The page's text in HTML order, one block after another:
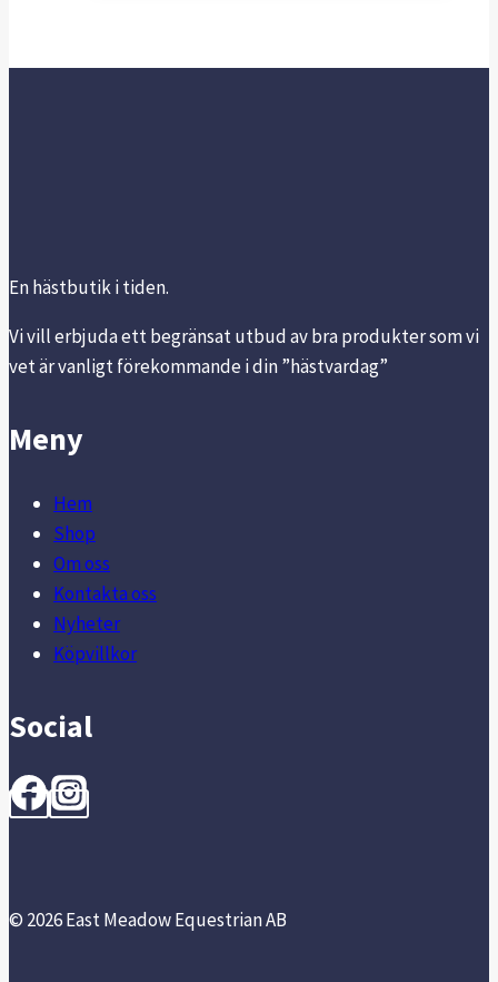
En hästbutik i tiden.
Vi vill erbjuda ett begränsat utbud av bra produkter som vi
vet är vanligt förekommande i din ”hästvardag”
Meny
Hem
Shop
Om oss
Kontakta oss
Nyheter
Köpvillkor
Social
© 2026 East Meadow Equestrian AB